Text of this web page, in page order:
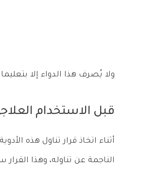
ولا يُصرف هذا الدواء إلا
قبل الاستخدام
أثناء اتخاذ قرار تناول هذه
الناجمة عن تناوله، وهذا